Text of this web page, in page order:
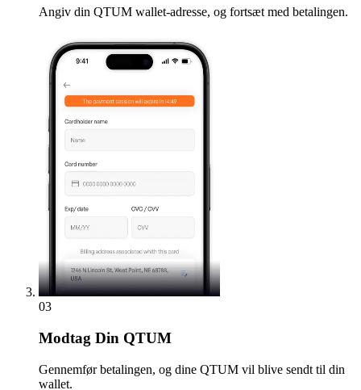
Angiv din QTUM wallet-adresse, og fortsæt med betalingen.
03
Modtag Din QTUM
Gennemfør betalingen, og dine QTUM vil blive sendt til din
wallet.